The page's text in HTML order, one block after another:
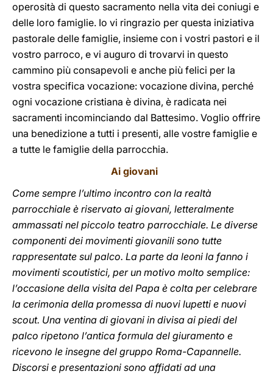
operosità di questo sacramento nella vita dei coniugi e
delle loro famiglie. Io vi ringrazio per questa iniziativa
pastorale delle famiglie, insieme con i vostri pastori e il
vostro parroco, e vi auguro di trovarvi in questo
cammino più consapevoli e anche più felici per la
vostra specifica vocazione: vocazione divina, perché
ogni vocazione cristiana è divina, è radicata nei
sacramenti incominciando dal Battesimo. Voglio offrire
una benedizione a tutti i presenti, alle vostre famiglie e
a tutte le famiglie della parrocchia.
Ai giovani
Come sempre l’ultimo incontro con la realtà
parrocchiale è riservato ai giovani, letteralmente
ammassati nel piccolo teatro parrocchiale. Le diverse
componenti dei movimenti giovanili sono tutte
rappresentate sul palco. La parte da leoni la fanno i
movimenti scoutistici, per un motivo molto semplice:
l’occasione della visita del Papa è colta per celebrare
la cerimonia della promessa di nuovi lupetti e nuovi
scout. Una ventina di giovani in divisa ai piedi del
palco ripetono l’antica formula del giuramento e
ricevono le insegne del gruppo Roma-Capannelle.
Discorsi e presentazioni sono affidati ad una